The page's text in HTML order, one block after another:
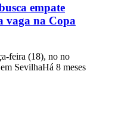
empate
vaga na Copa
feira (18), no no
SevilhaHá 8 meses